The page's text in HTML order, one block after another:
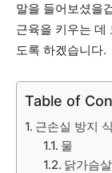
말을 들어보셨을
근육을 키우는 데
도록 하겠습니다.
Table of
근손실 방지
물
닭가슴살